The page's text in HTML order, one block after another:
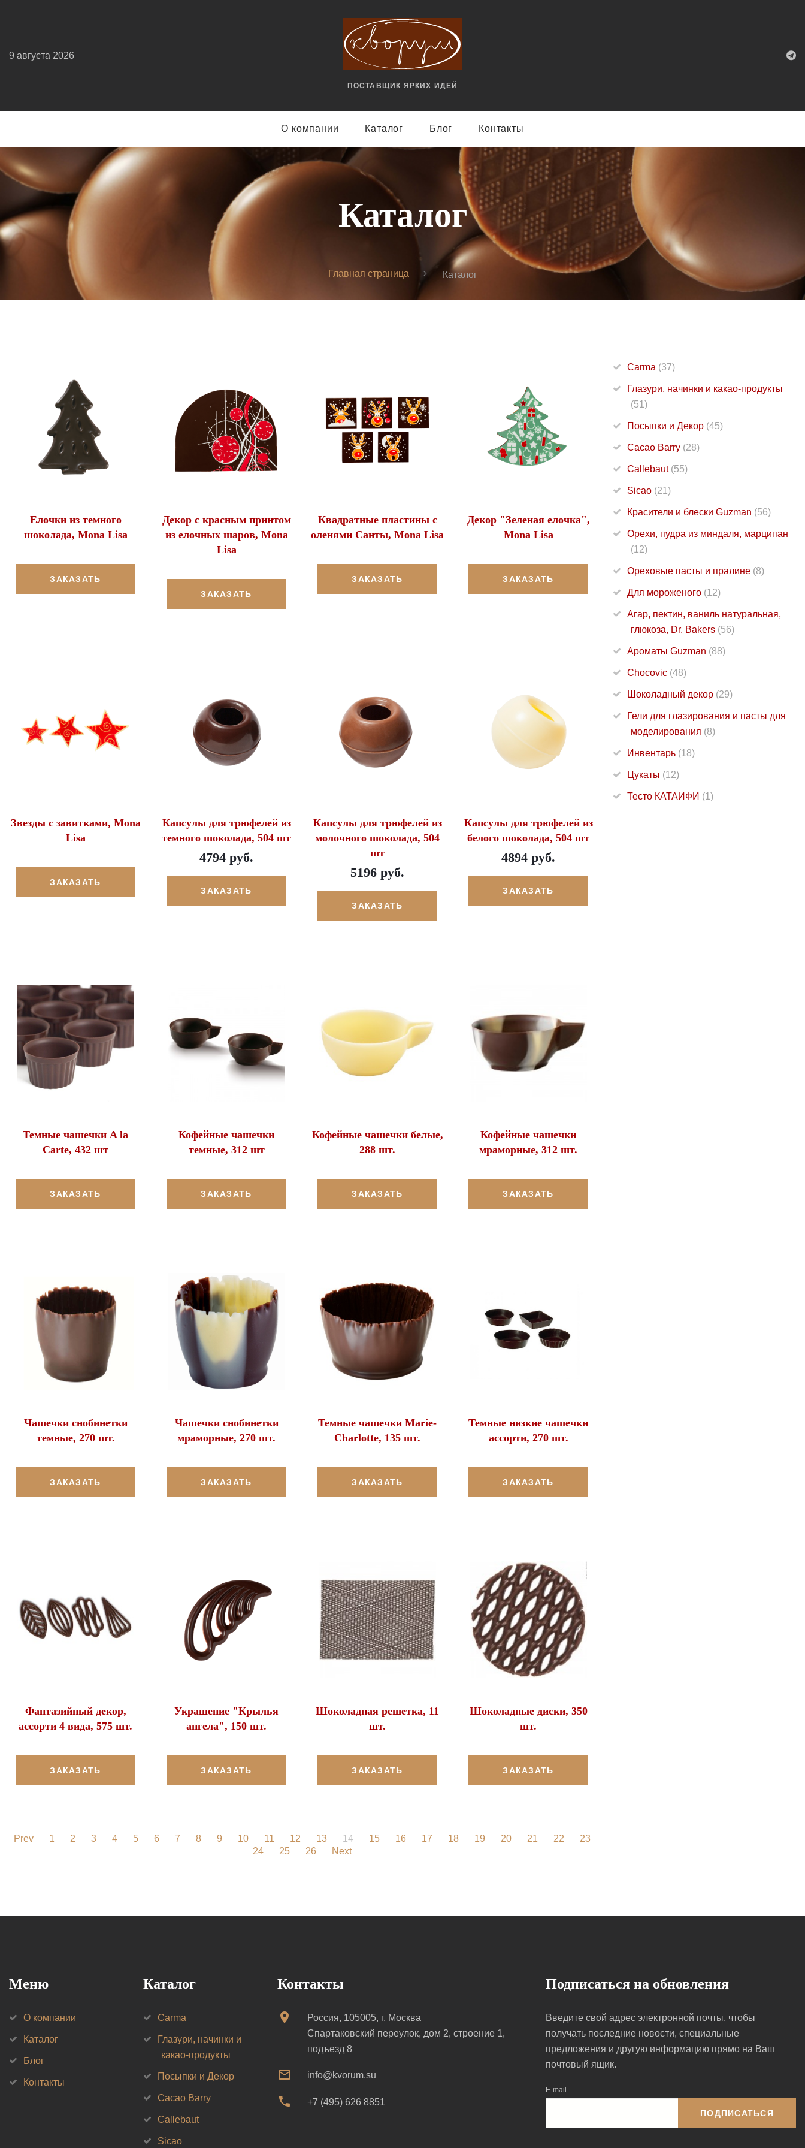
ПОСТАВЩИК ЯРКИX ИДЕЙ
9 августа 2026
О компании Каталог Блог Контакты
Каталог
Главная страница Каталог
Елочки из темного
шоколада, Mona Lisa
ЗАКАЗАТЬ
Декор с красным принтом
из елочных шаров, Mona
Lisa
ЗАКАЗАТЬ
Квадратные пластины с
оленями Санты, Mona Lisa
ЗАКАЗАТЬ
Декор "Зеленая елочка",
Mona Lisa
ЗАКАЗАТЬ
Звезды с завитками, Mona
Lisa
ЗАКАЗАТЬ
Капсулы для трюфелей из
темного шоколада, 504 шт
4794 руб.
ЗАКАЗАТЬ
Капсулы для трюфелей из
молочного шоколада, 504
шт
5196 руб.
ЗАКАЗАТЬ
Капсулы для трюфелей из
белого шоколада, 504 шт
4894 руб.
ЗАКАЗАТЬ
Темные чашечки A la
Carte, 432 шт
ЗАКАЗАТЬ
Кофейные чашечки
темные, 312 шт
ЗАКАЗАТЬ
Кофейные чашечки белые,
288 шт.
ЗАКАЗАТЬ
Кофейные чашечки
мраморные, 312 шт.
ЗАКАЗАТЬ
Чашечки снобинетки
темные, 270 шт.
ЗАКАЗАТЬ
Чашечки снобинетки
мраморные, 270 шт.
ЗАКАЗАТЬ
Темные чашечки Marie-
Charlotte, 135 шт.
ЗАКАЗАТЬ
Темные низкие чашечки
ассорти, 270 шт.
ЗАКАЗАТЬ
Фантазийный декор,
ассорти 4 вида, 575 шт.
ЗАКАЗАТЬ
Украшение "Крылья
ангела", 150 шт.
ЗАКАЗАТЬ
Шоколадная решетка, 11
шт.
ЗАКАЗАТЬ
Шоколадные диски, 350
шт.
ЗАКАЗАТЬ
Prev 1 2 3 4 5 6 7 8 9 10 11 12 13 14 15 16 17 18 19 20 21 22
23
24
25 26 Next
Carma (37)
Глазури, начинки и какао-продукты
(51)
Посыпки и Декор (45)
Cacao Barry (28)
Callebaut (55)
Sicao (21)
Красители и блески Guzman (56)
Орехи, пудра из миндаля, марципан
(12)
Ореховые пасты и пралине (8)
Для мороженого (12)
Агар, пектин, ваниль натуральная,
глюкоза, Dr. Bakers (56)
Ароматы Guzman (88)
Chocovic (48)
Шоколадный декор (29)
Гели для глазирования и пасты для
моделирования (8)
Инвентарь (18)
Цукаты (12)
Тесто КАТАИФИ (1)
Меню
О компании
Каталог
Блог
Контакты
Каталог
Carma
Глазури, начинки и
какао-продукты
Посыпки и Декор
Cacao Barry
Callebaut
Sicao
Контакты
Россия, 105005, г. Москва
Спартаковский переулок, дом 2, строение 1,
подъезд 8
info@kvorum.su
+7 (495) 626 8851
Подписаться на обновления
Введите свой адрес электронной почты, чтобы
получать последние новости, специальные
предложения и другую информацию прямо на Ваш
почтовый ящик.
E-mail
ПОДПИСАТЬСЯ